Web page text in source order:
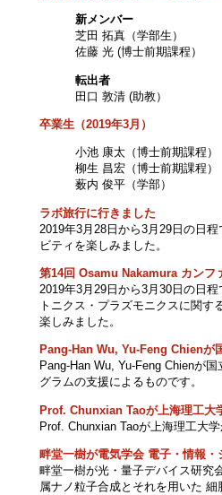
新メンバー
芝田 拓真（学部生）
佐藤 光 (博士前期課程）
転出者
田口 敦清 (助教）
卒業生（2019年3月）
小池 康太（博士前期課程）
柳生 昌宏（博士前期課程）
薮内 俊平（学部）
ラボ旅行に行きました
2019年3月28日から3月29日の日
ビティを楽しみました。
第14回 Osamu Nakamura カンフ
2019年3月29日から3月30日の日
トニクス・プラズモニクスに関
楽しみました。
Pang-Han Wu, Yu-Feng Chienが
Pang-Han Wu, Yu-Feng Chienが
グラムの支援によるものです。
Prof. Chunxian Taoが上海理工大
Prof. Chunxian Taoが上海理工大
畔堂一樹が電気学会 電子・情報
畔堂一樹が光・量子デバイス研究
属ナノ粒子合成とそれを用いた 細